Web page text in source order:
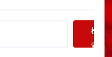
検
索